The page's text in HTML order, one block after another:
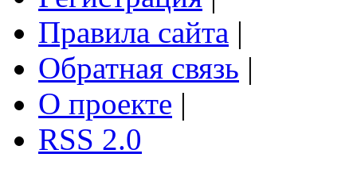
Правила сайта |
Обратная связь |
О проекте |
RSS 2.0